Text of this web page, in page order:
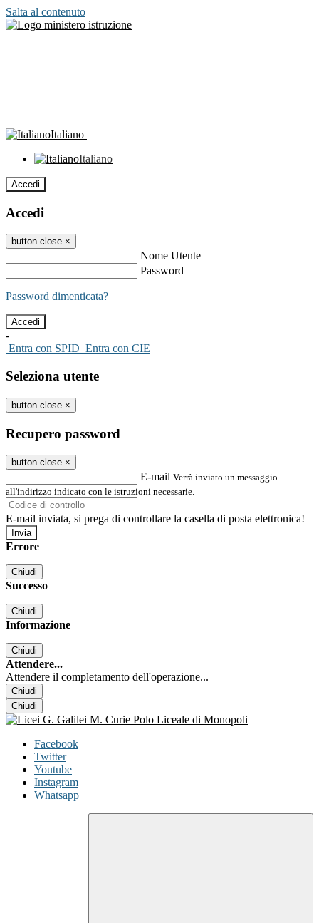
Salta al contenuto
Italiano
Italiano
Accedi
Accedi
button close ×
Nome Utente
Password
Password dimenticata?
-
Entra con SPID Entra con CIE
Seleziona utente
button close ×
Recupero password
button close ×
E-mail Verrà inviato un messaggio
all'indirizzo indicato con le istruzioni necessarie.
E-mail inviata, si prega di controllare la casella di posta elettronica!
Errore
Chiudi
Successo
Chiudi
Informazione
Chiudi
Attendere...
Attendere il completamento dell'operazione...
Chiudi
Chiudi
Facebook
Twitter
Youtube
Instagram
Whatsapp